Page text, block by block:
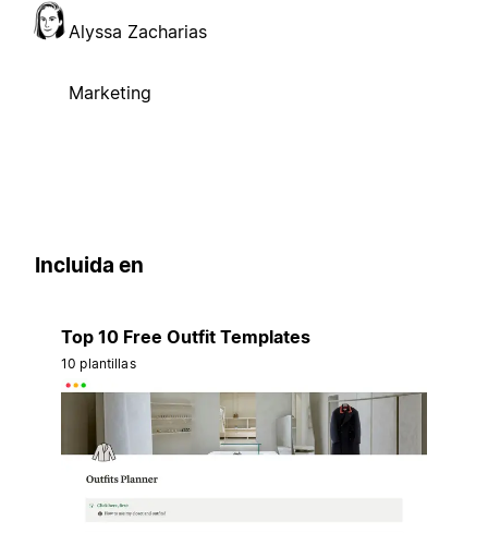
Alyssa Zacharias
Marketing
Incluida en
Top 10 Free Outfit Templates
10 plantillas